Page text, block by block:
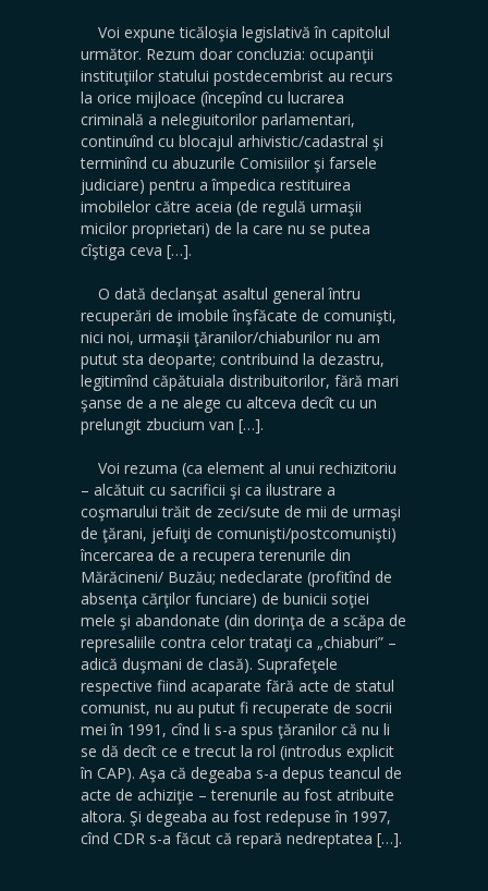
Voi expune ticăloşia legislativă în capitolul
următor. Rezum doar concluzia: ocupanţii
instituţiilor statului postdecembrist au recurs
la orice mijloace (începînd cu lucrarea
criminală a nelegiuitorilor parlamentari,
continuînd cu blocajul arhivistic/cadastral şi
terminînd cu abuzurile Comisiilor şi farsele
judiciare) pentru a împedica restituirea
imobilelor către aceia (de regulă urmaşii
micilor proprietari) de la care nu se putea
cîştiga ceva […].
O dată declanşat asaltul general întru
recuperări de imobile înşfăcate de comunişti,
nici noi, urmaşii ţăranilor/chiaburilor nu am
putut sta deoparte; contribuind la dezastru,
legitimînd căpătuiala distribuitorilor, fără mari
şanse de a ne alege cu altceva decît cu un
prelungit zbucium van […].
Voi rezuma (ca element al unui rechizitoriu
– alcătuit cu sacrificii şi ca ilustrare a
coşmarului trăit de zeci/sute de mii de urmaşi
de ţărani, jefuiţi de comunişti/postcomunişti)
încercarea de a recupera terenurile din
Mărăcineni/ Buzău; nedeclarate (profitînd de
absenţa cărţilor funciare) de bunicii soţiei
mele şi abandonate (din dorinţa de a scăpa de
represaliile contra celor trataţi ca „chiaburi” –
adică duşmani de clasă). Suprafeţele
respective fiind acaparate fără acte de statul
comunist, nu au putut fi recuperate de socrii
mei în 1991, cînd li s-a spus ţăranilor că nu li
se dă decît ce e trecut la rol (introdus explicit
în CAP). Aşa că degeaba s-a depus teancul de
acte de achiziţie – terenurile au fost atribuite
altora. Şi degeaba au fost redepuse în 1997,
cînd CDR s-a făcut că repară nedreptatea […].